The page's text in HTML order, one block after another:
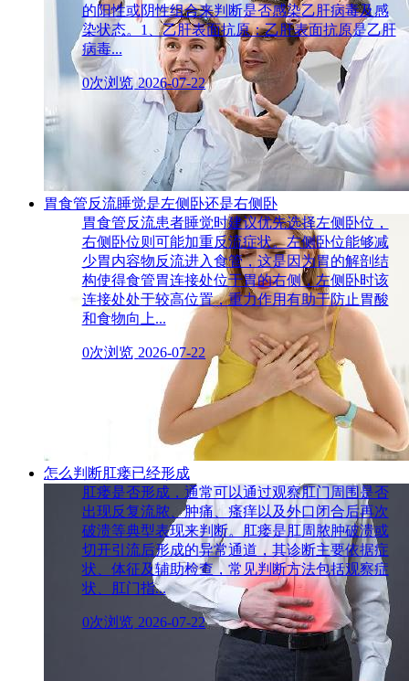
的阳性或阴性组合来判断是否感染乙肝病毒及感
染状态。1、乙肝表面抗原：乙肝表面抗原是乙肝
病毒...
0次浏览 2026-07-22
胃食管反流睡觉是左侧卧还是右侧卧
胃食管反流患者睡觉时建议优先选择左侧卧位，
右侧卧位则可能加重反流症状。左侧卧位能够减
少胃内容物反流进入食管，这是因为胃的解剖结
构使得食管胃连接处位于胃的右侧，左侧卧时该
连接处处于较高位置，重力作用有助于防止胃酸
和食物向上...
0次浏览 2026-07-22
怎么判断肛瘘已经形成
肛瘘是否形成，通常可以通过观察肛门周围是否
出现反复流脓、肿痛、瘙痒以及外口闭合后再次
破溃等典型表现来判断。肛瘘是肛周脓肿破溃或
切开引流后形成的异常通道，其诊断主要依据症
状、体征及辅助检查，常见判断方法包括观察症
状、肛门指...
0次浏览 2026-07-22